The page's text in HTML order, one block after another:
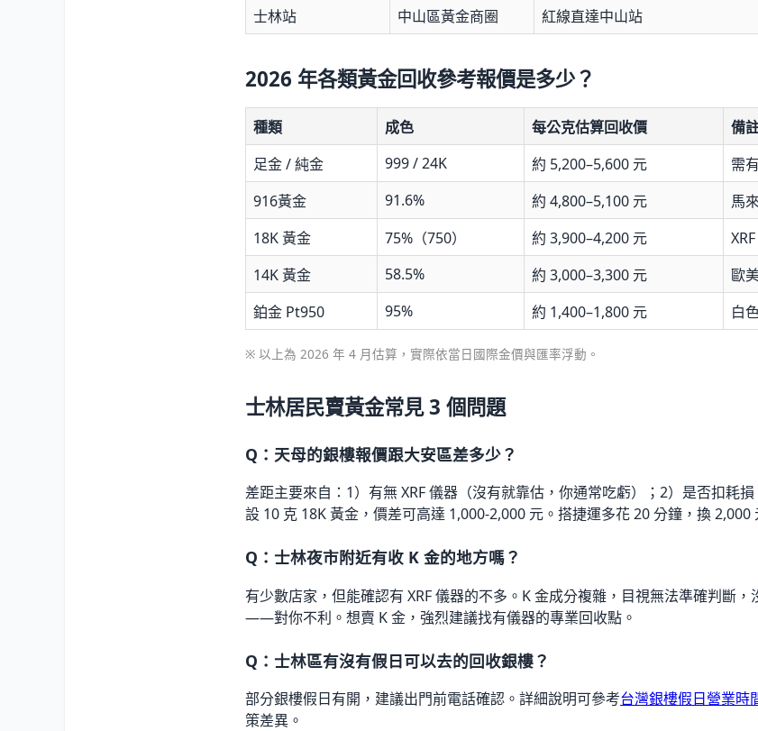
士林站
中山區黃金商圈 紅線直達中山站
2026 年各類黃金回收參考報價是多少？
種類 成色 每公克估算回收價
備
足金 / 純金
999 / 24K 約 5,200–5,600 元
需
916黃金
91.6% 約 4,800–5,100 元
馬
18K 黃金
75%（750） 約 3,900–4,200 元
14K 黃金
58.5% 約 3,000–3,300 元
歐
鉑金 Pt950
95% 約 1,400–1,800 元 白
※ 以上為 2026 年 4 月估算，實際依當日國際金價與匯率浮動。
士林居民賣黃金常見 3 個問題
Q：天母的銀樓報價跟大安區差多少？
差距主要來自：1）有無 XRF 儀器（沒有就靠估，你通常吃虧）；2）是否扣耗
設 10 克 18K 黃金，價差可高達 1,000-2,000 元。搭捷運多花 20 分鐘，換 2,000
Q：士林夜市附近有收 K 金的地方嗎？
有少數店家，但能確認有 XRF 儀器的不多。K 金成分複雜，目視無法準確判斷，
——對你不利。想賣 K 金，強烈建議找有儀器的專業回收點。
Q：士林區有沒有假日可以去的回收銀樓？
部分銀樓假日有開，建議出門前電話確認。詳細說明可參考台灣銀樓假日營業時
策差異。